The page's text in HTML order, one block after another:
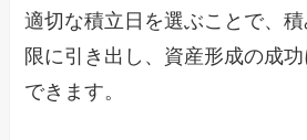
適切な積立日を選ぶことで、
限に引き出し、資産形成の成
できます。